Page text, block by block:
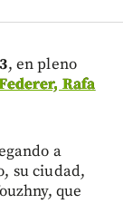
, en pleno
Rafa
a
su ciudad,
que